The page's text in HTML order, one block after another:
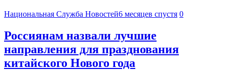
Национальная Служба Новостей6 месяцев спустя 0
Россиянам назвали лучшие
направления для празднования
китайского Нового года